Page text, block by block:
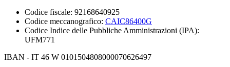
Codice fiscale: 92168640925
Codice meccanografico: CAIC86400G
Codice Indice delle Pubbliche Amministrazioni (IPA):
UFM771
IBAN - IT 46 W 0101504808000070626497